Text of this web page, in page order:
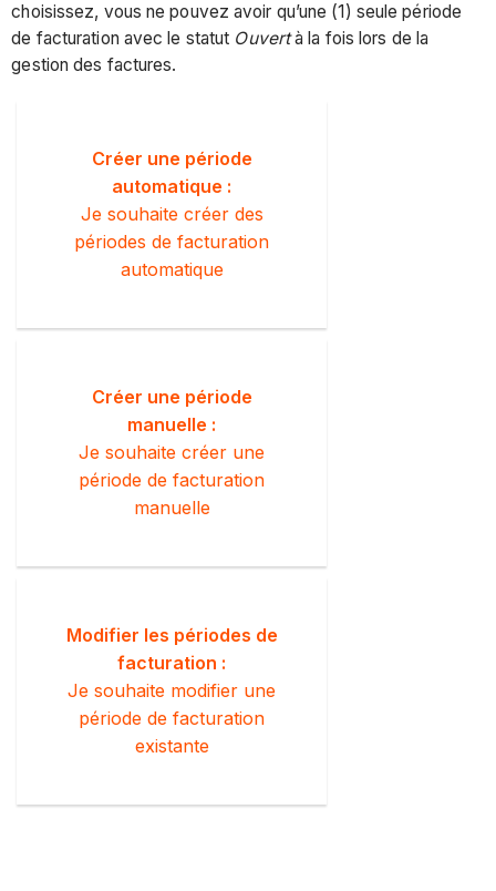
choisissez, vous ne pouvez avoir qu’une (1) seule période
de facturation avec le statut Ouvertà la fois lors de la
gestion des factures.
Créer une période
automatique :
Je souhaite créer des
périodes de facturation
automatique
Créer une période
manuelle :
Je souhaite créer une
période de facturation
manuelle
Modifier les périodes de
facturation :
Je souhaite modifier une
période de facturation
existante